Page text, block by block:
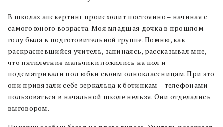
В школах апскертинг происходит постоянно – начиная с
самого юного возраста. Моя младшая дочка в прошлом
году была в подготовительной группе. Помню, как
раскрасневшийся учитель, запинаясь, рассказывал мне,
что пятилетние мальчики ложились на пол и
подсматривали под юбки своим одноклассницам. При это
они привязали себе зеркальца к ботинкам – телефонами
пользоваться в начальной школе нельзя. Они отделались
выговором.